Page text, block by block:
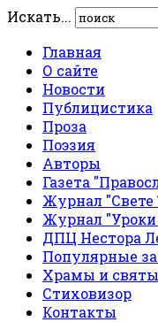
Искать...
Главная
О сайте
Новости
Публицистика
Проза
Поэзия
Авторы
Газета
Журнал "Свете
Журнал
ДПЦ Нестора
Популярные
Храмы и
Стиховизор
Контакты